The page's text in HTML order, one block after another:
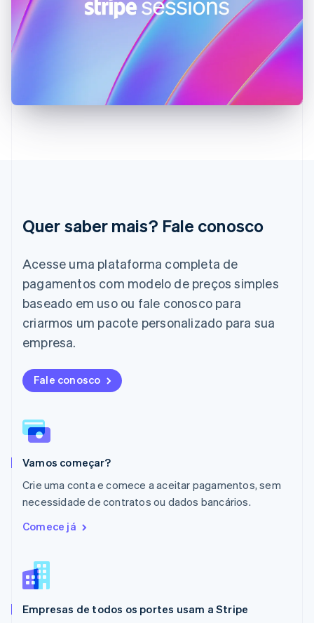
Quer saber mais? Fale conosco
Acesse uma plataforma completa de
pagamentos com modelo de preços simples
baseado em uso ou fale conosco para
criarmos um pacote personalizado para sua
empresa.
Fale conosco
Vamos começar?
Crie uma conta e comece a aceitar pagamentos, sem
necessidade de contratos ou dados bancários.
Comece já
Empresas de todos os portes usam a Stripe
English
日本語English
Liechtenstein
DeutschEnglish
English
Luxemburgo
Malásia
Malta
English
Español
Noruega
Nova Zelândia
Países Baixos
NederlandsEnglish
Polônia
Português
RAE de Hong Kong, China
Reino Unido